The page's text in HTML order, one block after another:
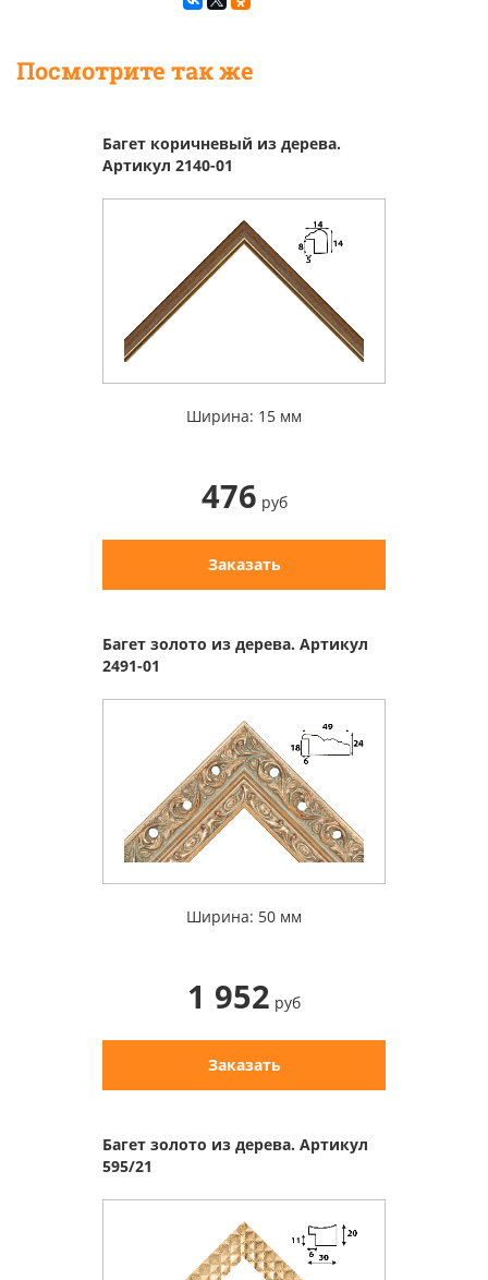
Посмотрите так же
Багет коричневый из дерева.
Артикул 2140-01
Ширина: 15 мм
476 руб
Заказать
Багет золото из дерева. Артикул
2491-01
Ширина: 50 мм
1 952 руб
Заказать
Багет золото из дерева. Артикул
595/21